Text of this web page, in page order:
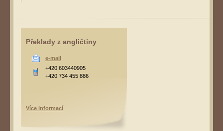
Překlady z angličtiny
e-mail
+420 603440905
+420 734 455 886
Více informací